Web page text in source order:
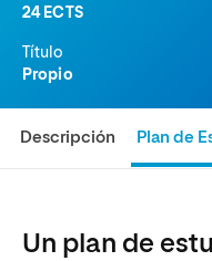
24 ECTS
Título
Propio
Descripción Plan de
Un plan de